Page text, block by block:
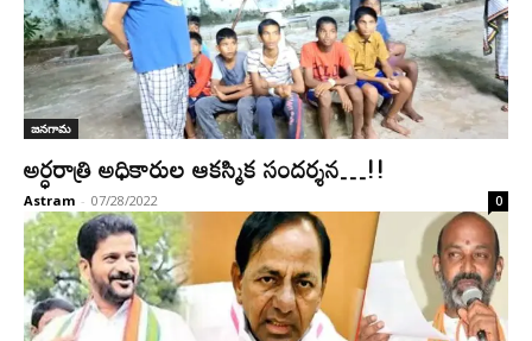
జనగామ
అర్ధరాత్రి అధికారుల ఆకస్మిక సందర్శన…!!
Astram - 07/28/2022 0